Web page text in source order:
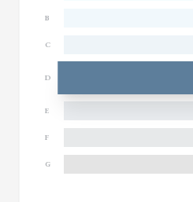
B
C
D
E
F
G